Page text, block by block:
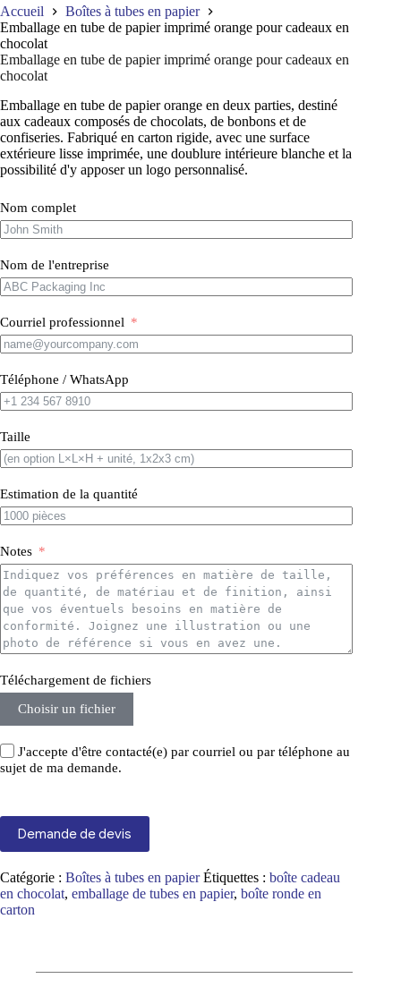
Accueil
Boîtes à tubes en papier
Emballage en tube de papier imprimé orange pour cadeaux en
chocolat
Emballage en tube de papier imprimé orange pour cadeaux en
chocolat
Emballage en tube de papier orange en deux parties, destiné
aux cadeaux composés de chocolats, de bonbons et de
confiseries. Fabriqué en carton rigide, avec une surface
extérieure lisse imprimée, une doublure intérieure blanche et la
possibilité d'y apposer un logo personnalisé.
Nom complet
Nom de l'entreprise
Courriel professionnel
Téléphone / WhatsApp
Taille
Estimation de la quantité
Notes
Téléchargement de fichiers
Choisir un fichier
J'accepte d'être contacté(e) par courriel ou par téléphone au
sujet de ma demande.
Demande de devis
Catégorie : Boîtes à tubes en papier Étiquettes : boîte cadeau
en chocolat, emballage de tubes en papier, boîte ronde en
carton